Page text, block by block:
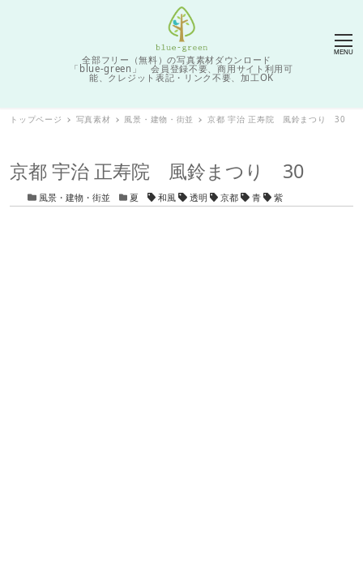
全部フリー（無料）の写真素材ダウンロード
「blue-green」 会員登録不要、商用サイト利用可
能、クレジット表記・リンク不要、加工OK
MENU
トップページ 写真素材 風景・建物・街並 京都 宇治 正寿院 風鈴まつり 30
京都 宇治 正寿院 風鈴まつり 30
カテゴリー
風景・建物・街並 カテゴリー
夏 タグ和風 透明 京都 青 紫